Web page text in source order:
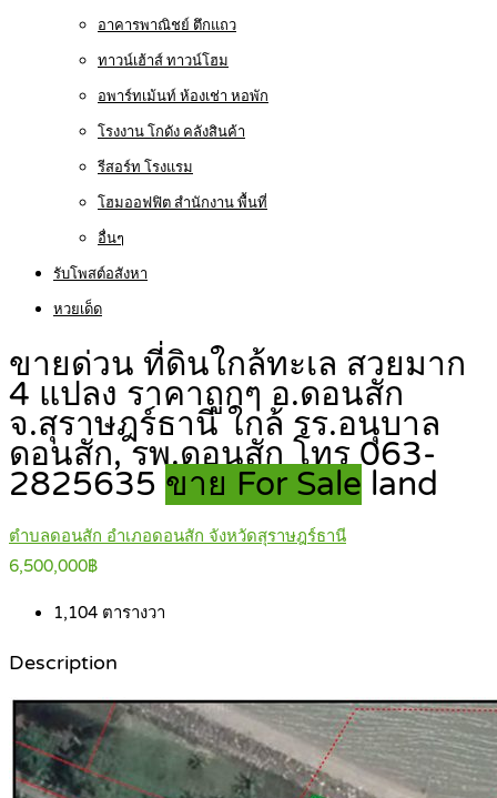
อาคารพาณิชย์ ตึกแถว
ทาวน์เฮ้าส์ ทาวน์โฮม
อพาร์ทเม้นท์ ห้องเช่า หอพัก
โรงงาน โกดัง คลังสินค้า
รีสอร์ท โรงแรม
โฮมออฟฟิต สำนักงาน พื้นที่
อื่นๆ
รับโพสต์อสังหา
หวยเด็ด
ขายด่วน ที่ดินใกล้ทะเล สวยมาก
4 แปลง ราคาถูกๆ อ.ดอนสัก
จ.สุราษฎร์ธานี ใกล้ รร.อนุบาล
ดอนสัก, รพ.ดอนสัก โทร 063-
2825635 ขาย For Sale land
ตำบลดอนสัก อำเภอดอนสัก จังหวัดสุราษฎร์ธานี
6,500,000฿
1,104 ตารางวา
Description